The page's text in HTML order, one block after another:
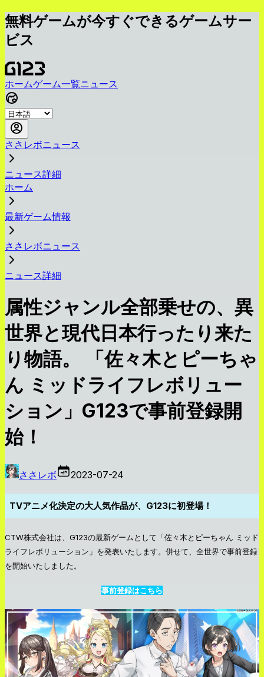
無料ゲームが今すぐできるゲームサー
ビス
ホームゲーム一覧ニュース
ささレボニュース
ニュース詳細
ホーム
最新ゲーム情報
ささレボニュース
ニュース詳細
属性ジャンル全部乗せの、異
世界と現代日本行ったり来た
り物語。 「佐々木とピーちゃ
ん ミッドライフレボリュー
ション」G123で事前登録開
始！
ささレボ 2023-07-24
TVアニメ化決定の大人気作品が、G123に初登場！
CTW株式会社は、G123の最新ゲームとして「佐々木とピーちゃん ミッド
ライフレボリューション」を発表いたします。併せて、全世界で事前登録
を開始いたしました。
事前登録はこちら